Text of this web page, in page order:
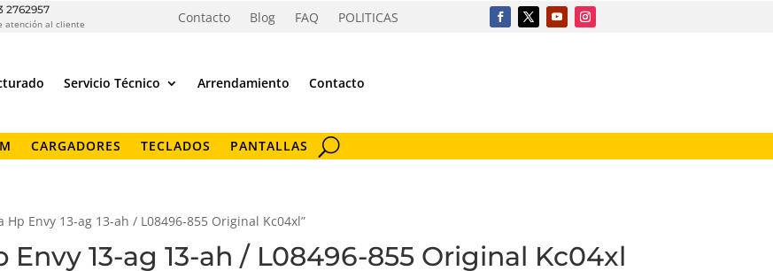
2762957
atención al cliente Contacto Blog FAQ POLITICAS
Servicio Técnico Arrendamiento Contacto
CARGADORES TECLADOS PANTALLAS
Envy 13-ag 13-ah / L08496-855 Original Kc04xl”
13-ag 13-ah / L08496-855 Original Kc04xl